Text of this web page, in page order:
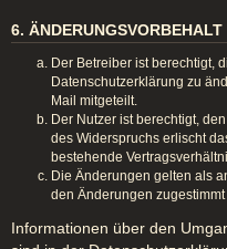
6. ÄNDERUNGSVORBEHALT
Der Betreiber ist berechtigt,
Datenschutzerklärung zu
Mail mitgeteilt.
Der Nutzer ist berechtigt,
des Widerspruchs erlischt
bestehende
Die Änderungen gelten als
den Änderungen zugestimmt
Informationen über den